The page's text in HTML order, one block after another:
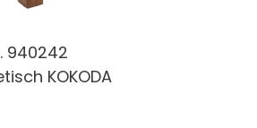
940242
KOKODA